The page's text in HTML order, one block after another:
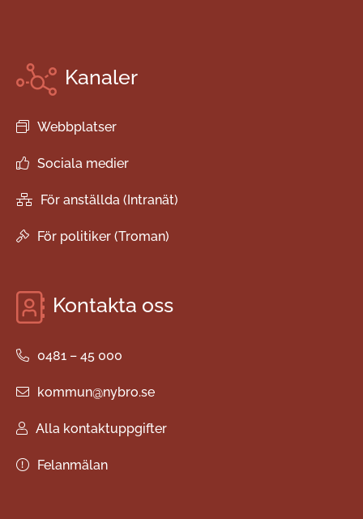
Kanaler
Webbplatser
Sociala medier
För anställda (Intranät)
För politiker (Troman)
Kontakta oss
0481 – 45 000
kommun@nybro.se
Alla kontaktuppgifter
Felanmälan